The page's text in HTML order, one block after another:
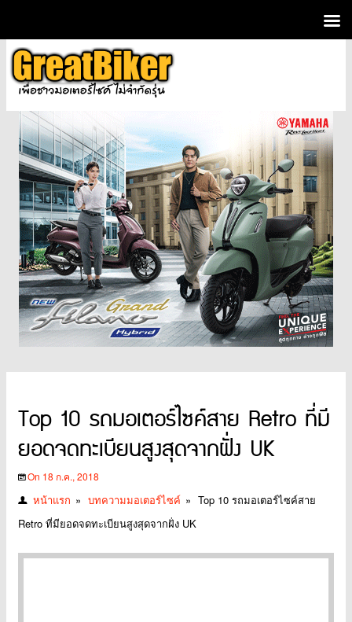
Top 10 รถมอเตอร์ไซค์สาย Retro ที่มี
ยอดจดทะเบียนสูงสุดจากฝั่ง UK
On 18 ก.ค., 2018
หน้าแรก » บทความมอเตอร์ไซค์ » Top 10 รถมอเตอร์ไซค์สาย
Retro ที่มียอดจดทะเบียนสูงสุดจากฝั่ง UK